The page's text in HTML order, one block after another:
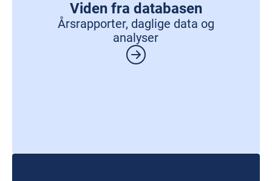
Viden fra databasen
Årsrapporter, daglige data og
analyser